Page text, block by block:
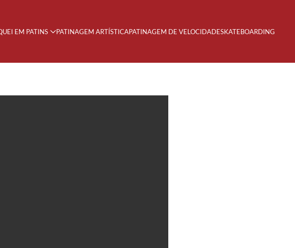
EM PATINS PATINAGEM ARTÍSTICAPATINAGEM DE VELOCIDADESKATEBOARDING